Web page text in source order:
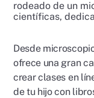
Desde
ofrece una gran
crear clases en
de tu hijo con